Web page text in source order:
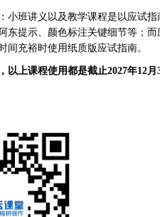
小班讲义以及教学课程是以应试
东提示、颜色标注关键细节等；
间充裕时使用纸质版应试指南。
以上课程使用都是截止2027年12